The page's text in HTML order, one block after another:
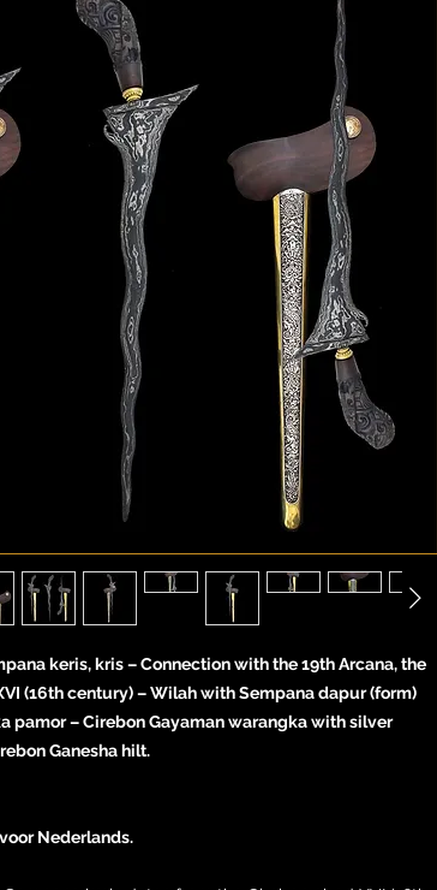
keris, kris – Connection with the 19th Arcana, the
(16th century) – Wilah with Sempana dapur (form)
pamor – Cirebon Gayaman warangka with silver
Ganesha hilt.
Nederlands.